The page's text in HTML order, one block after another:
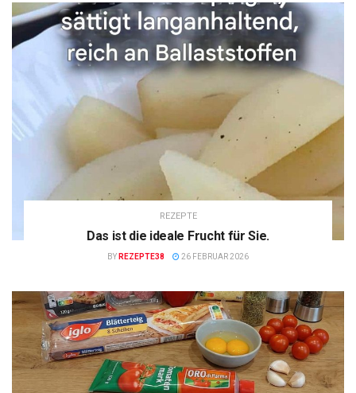
REZEPTE
Das ist die ideale Frucht für Sie.
BY REZEPTE38 26 FEBRUAR 2026